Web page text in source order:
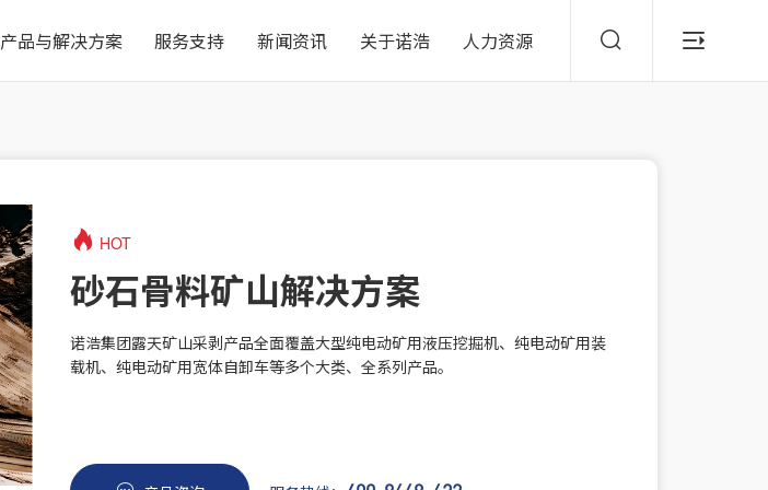
产品与解决方案 服务支持 新闻资讯 关于诺浩 人力资源
HOT
砂石骨料矿山解决方案
诺浩集团露天矿山采剥产品全面覆盖大型纯电动矿用液压挖掘机、纯电动矿用装
载机、纯电动矿用宽体自卸车等多个大类、全系列产品。